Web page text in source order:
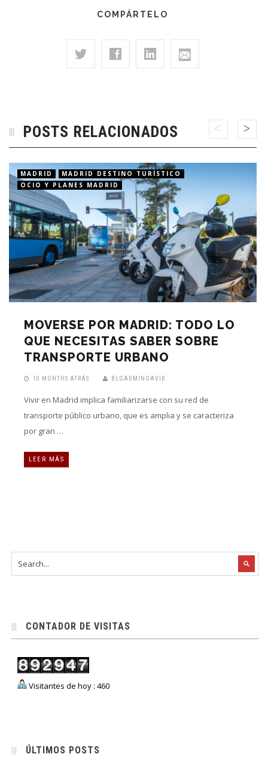
COMPÁRTELO
POSTS RELACIONADOS
MADRID
MADRID DESTINO TURÍSTICO
OCIO Y PLANES MADRID
MOVERSE POR MADRID: TODO LO
QUE NECESITAS SABER SOBRE
TRANSPORTE URBANO
10 MONTHS ATRÁS BLGADMINGAVIR
Vivir en Madrid implica familiarizarse con su red de
transporte público urbano, que es amplia y se caracteriza
por gran …
LEER MÁS
CONTADOR DE VISITAS
Visitantes de hoy : 460
ÚLTIMOS POSTS